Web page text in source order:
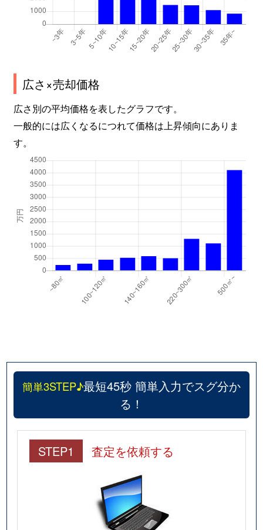
広さ×売却価格
広さ別の平均価格を表したグラフです。
一般的には広くなるにつれて価格は上昇傾向にありま
す。
簡単3STEP♪最短45秒 簡単入力でスグ分か
る！
STEP1 査定を依頼する